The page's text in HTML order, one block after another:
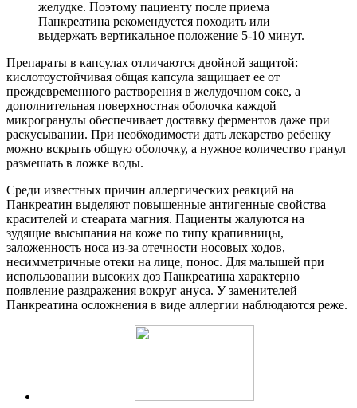
желудке. Поэтому пациенту после приема
Панкреатина рекомендуется походить или
выдержать вертикальное положение 5-10 минут.
Препараты в капсулах отличаются двойной защитой:
кислотоустойчивая общая капсула защищает ее от
преждевременного растворения в желудочном соке, а
дополнительная поверхностная оболочка каждой
микрогранулы обеспечивает доставку ферментов даже при
раскусывании. При необходимости дать лекарство ребенку
можно вскрыть общую оболочку, а нужное количество гранул
размешать в ложке воды.
Среди известных причин аллергических реакций на
Панкреатин выделяют повышенные антигенные свойства
красителей и стеарата магния. Пациенты жалуются на
зудящие высыпания на коже по типу крапивницы,
заложенность носа из-за отечности носовых ходов,
несимметричные отеки на лице, понос. Для малышей при
использовании высоких доз Панкреатина характерно
появление раздражения вокруг ануса. У заменителей
Панкреатина осложнения в виде аллергии наблюдаются реже.